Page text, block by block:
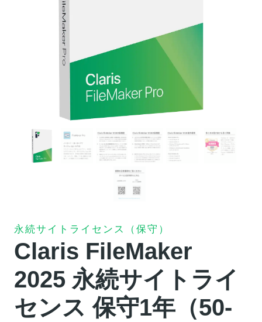
永続サイトライセンス（保守）
Claris FileMaker
2025 永続サイトライ
センス 保守1年（50-